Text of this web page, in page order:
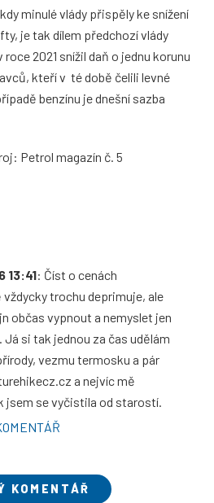
minulé vlády přispěly ke snížení
je tak dílem předchozí vlády
2021 snížil daň o jednu korunu
kteří v té době čelili levné
benzínu je dnešní sazba
Petrol magazín č. 5
13:41: Číst o cenách
trochu deprimuje, ale
občas vypnout a nemyslet jen
si tak jednou za čas udělám
vezmu termosku a pár
a nejvíc mě
jsem se vyčistila od starostí.
KOMENTÁŘ